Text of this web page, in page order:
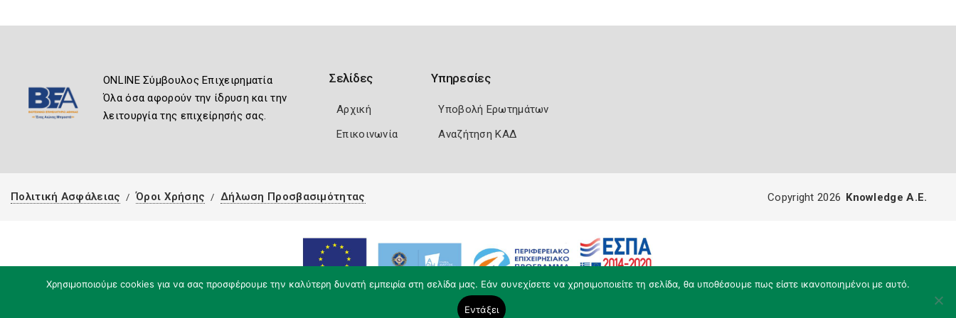
ONLINE Σύμβουλος Επιχειρηματία
Όλα όσα αφορούν την ίδρυση και την
λειτουργία της επιχείρησής σας.
Σελίδες
Αρχική
Επικοινωνία
Υπηρεσίες
Υποβολή Ερωτημάτων
Αναζήτηση ΚΑΔ
Πολιτική Ασφάλειας Όροι Χρήσης Δήλωση Προσβασιμότητας
Χρησιμοποιούμε cookies για να σας προσφέρουμε την καλύτερη δυνατή εμπειρία στη σελίδα μας. Εάν συνεχίσετε να χρησιμοποιείτε τη σελίδα, θα υποθέσουμε πως είστε ικανοποιημένοι με αυτό.
Εντάξει
Copyright 2026 Knowledge A.E.